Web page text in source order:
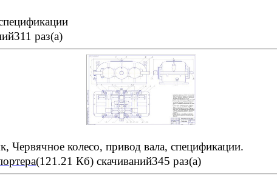
раз(а)
колесо, привод вала, спецификации.
(121.21 Кб) скачиваний345 раз(а)